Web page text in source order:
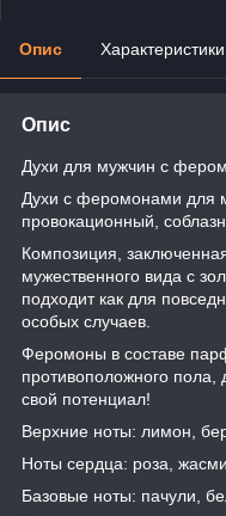
Опис Характеристики
Опис
Духи для мужчин с
Духи с феромонами для
провокационный,
Композиция,
мужественного вида с
подходит как для
особых случаев.
Феромоны в составе
противоположного пола,
свой потенциал!
Верхние ноты: лимон,
Ноты сердца: роза,
Базовые ноты: пачули,